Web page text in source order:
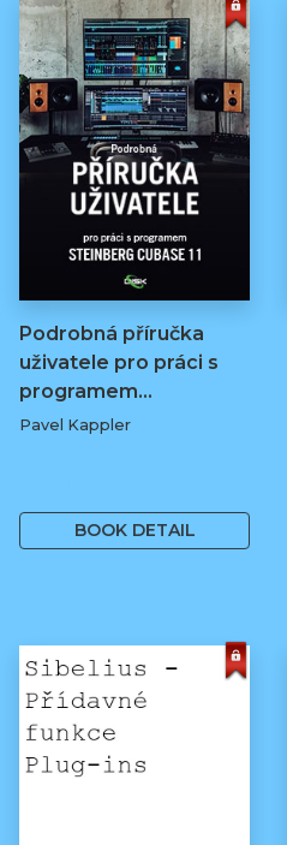
Podrobná příručka
uživatele pro práci s
programem…
Pavel Kappler
BOOK DETAIL